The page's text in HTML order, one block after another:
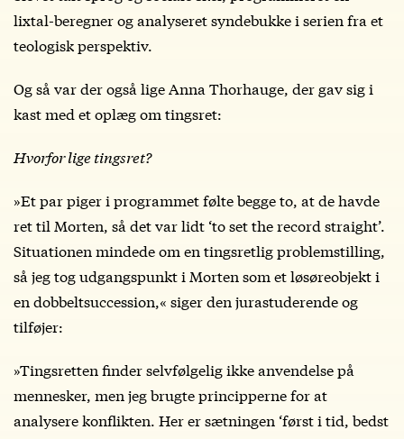
lixtal-beregner og analyseret syndebukke i serien fra et
teologisk perspektiv.
Og så var der også lige Anna Thorhauge, der gav sig i
kast med et oplæg om tingsret:
Hvorfor lige tingsret?
»Et par piger i programmet følte begge to, at de havde
ret til Morten, så det var lidt ‘to set the record straight’.
Situationen mindede om en tingsretlig problemstilling,
så jeg tog udgangspunkt i Morten som et løsøreobjekt i
en dobbeltsuccession,« siger den jurastuderende og
tilføjer:
»Tingsretten finder selvfølgelig ikke anvendelse på
mennesker, men jeg brugte principperne for at
analysere konflikten. Her er sætningen ‘først i tid, bedst